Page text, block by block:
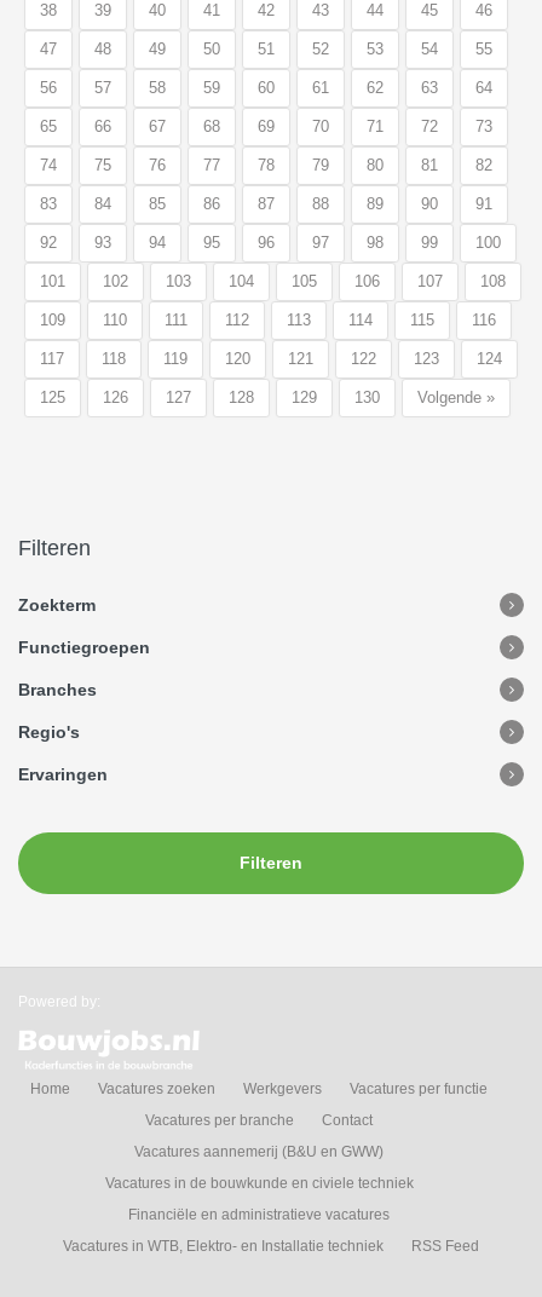
38 39 40 41 42 43 44 45 46
47 48 49 50 51 52 53 54 55
56 57 58 59 60 61 62 63 64
65 66 67 68 69 70 71 72 73
74 75 76 77 78 79 80 81 82
83 84 85 86 87 88 89 90 91
92 93 94 95 96 97 98 99 100
101 102 103 104 105 106 107 108
109 110 111 112 113 114 115 116
117 118 119 120 121 122 123 124
125 126 127 128 129 130 Volgende »
Filteren
Zoekterm
Functiegroepen
Branches
Regio's
Ervaringen
Filteren
Powered by:
Home Vacatures zoeken Werkgevers
Vacatures per functie
Vacatures per branche
Contact
Vacatures aannemerij (B&U en GWW)
Vacatures in de bouwkunde en civiele techniek
Financiële en administratieve vacatures
Vacatures in WTB, Elektro- en Installatie techniek
RSS Feed